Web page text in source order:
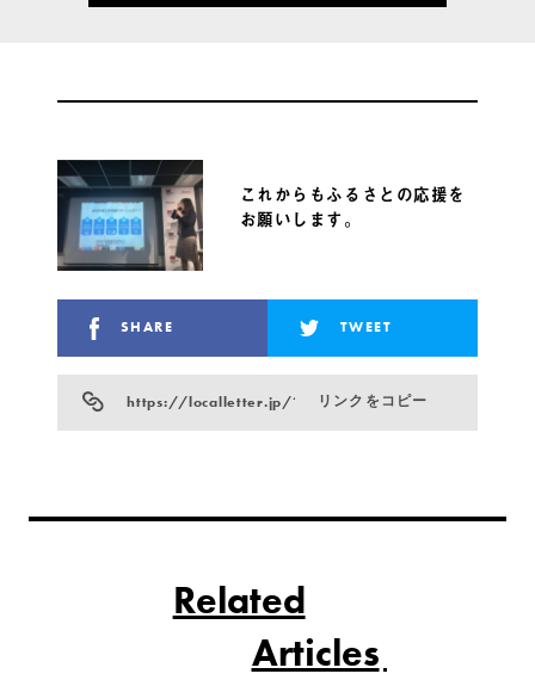
これからもふるさとの応援を
お願いします。
SHARE TWEET
https://localletter.jp/?p=854リンクをコピー
Related
Articles